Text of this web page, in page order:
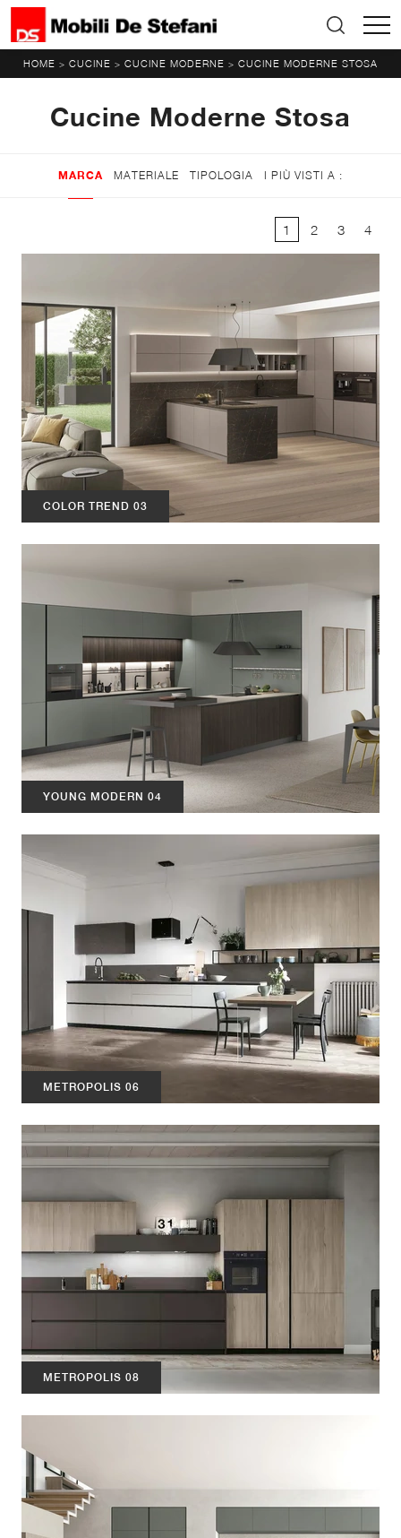
HOME > CUCINE > CUCINE MODERNE > CUCINE MODERNE STOSA
Cucine Moderne Stosa
MARCA MATERIALE TIPOLOGIA I PIÙ VISTI A :
1 2 3 4
COLOR TREND 03
YOUNG MODERN 04
METROPOLIS 06
METROPOLIS 08